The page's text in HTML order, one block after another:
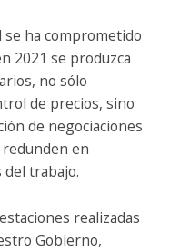
se ha comprometido
2021 se produzca
no sólo
de precios, sino
de negociaciones
en
trabajo.
realizadas
Gobierno,